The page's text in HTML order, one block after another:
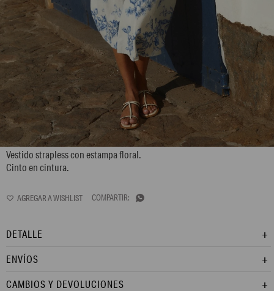
L158GDX9
Vestido strapless con estampa floral.
Cinto en cintura.

DETALLE
ENVÍOS
CAMBIOS Y DEVOLUCIONES